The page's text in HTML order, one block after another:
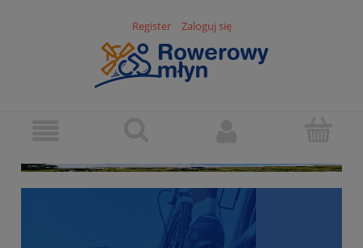
Register Zaloguj się